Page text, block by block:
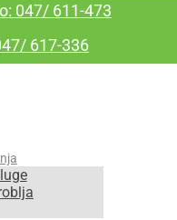
047/ 611-473
617-336